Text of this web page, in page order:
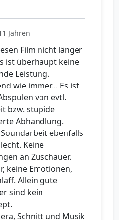
Jahren
Film nicht länger
ist überhaupt keine
Leistung.
wie immer… Es ist
von evtl.
bzw. stupide
Abhandlung.
ebenfalls
Keine
an Zuschauer.
keine Emotionen,
Allein gute
sind kein
Schnitt und Musik